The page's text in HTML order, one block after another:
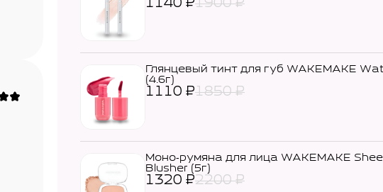
1140 ₽1900₽
Глянцевый тинт для губ WAKEMAKE
(4.6г)
1110 ₽1850₽
Моно‑румяна для лица WAKEMAKE
Blusher (5г)
1320 ₽2200₽